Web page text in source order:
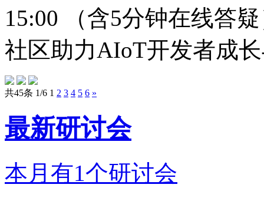
15:00 （含5分钟在线答
社区助力AIoT开发者成
共45条 1/6 1 2 3 4 5 6 »
最新研讨会
本月有1个研讨会